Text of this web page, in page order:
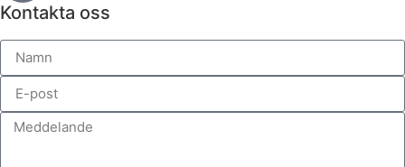
Kontakta oss